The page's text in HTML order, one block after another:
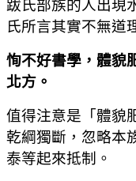
跋氏部族的人出現
氏所言其實不無道
恂不好書學，體貌
北方。
值得注意是「體貌
乾綱獨斷，忽略本
泰等起來抵制。